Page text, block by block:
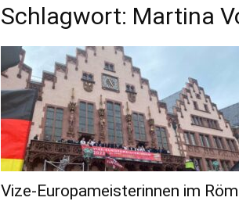
Schlagwort: Martina
Vize-Europameisterinnen im